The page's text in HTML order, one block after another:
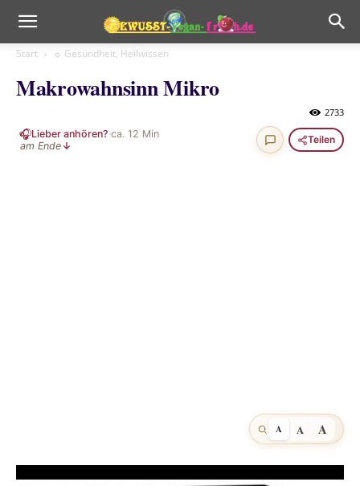
Start ☼ Gesundheit, Heilwissen
Makrowahnsinn Mikro
2733
🎧Lieber anhören?·ca. 12 Min
am Ende ↓
Teilen
A A A